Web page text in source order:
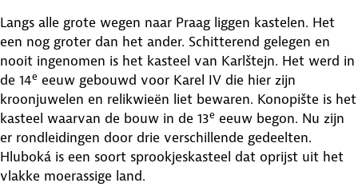
Langs alle grote wegen naar Praag liggen kastelen. Het
een nog groter dan het ander. Schitterend gelegen en
nooit ingenomen is het kasteel van Karlštejn. Het werd in
de 14e eeuw gebouwd voor Karel IV die hier zijn
kroonjuwelen en relikwieën liet bewaren. Konopište is het
kasteel waarvan de bouw in de 13e eeuw begon. Nu zijn
er rondleidingen door drie verschillende gedeelten.
Hluboká is een soort sprookjeskasteel dat oprijst uit het
vlakke moerassige land.